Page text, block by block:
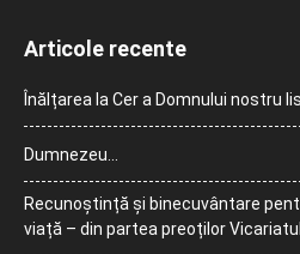
Articole recente
Înălțarea la Cer a Domnului nostru
Dumnezeu…
Recunoștință și binecuvântare
viață – din partea preoților